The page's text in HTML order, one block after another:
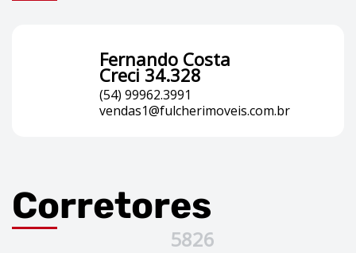
Fernando Costa
Creci 34.328
(54) 99962.3991
vendas1@fulcherimoveis.com.br
Corretores
5826